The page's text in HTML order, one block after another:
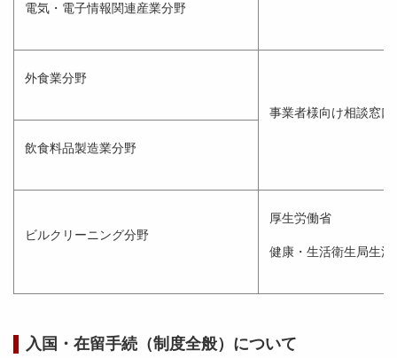
電気・電子情報関連産業分野
外食業分野
事業者様向け相談窓口
飲食料品製造業分野
ビルクリーニング分野
厚生労働省
健康・生活衛生局生活
入国・在留手続（制度全般）について